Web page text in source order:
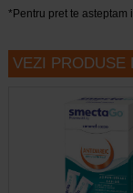
*Pentru pret te
VEZI PRODUSE